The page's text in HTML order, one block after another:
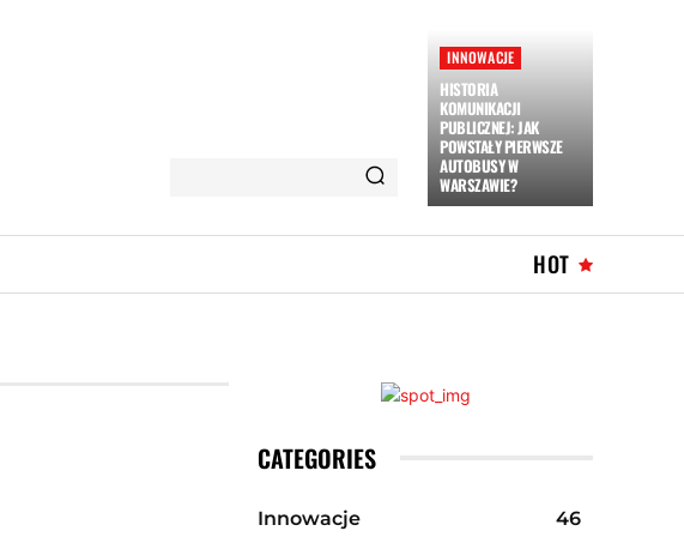
INNOWACJE
HISTORIA
KOMUNIKACJI
PUBLICZNEJ: JAK
POWSTAŁY PIERWSZE
AUTOBUSY W
WARSZAWIE?
HOT
CATEGORIES
Innowacje
46